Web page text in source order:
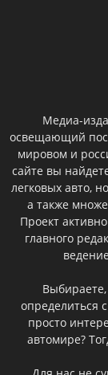
Медиа-
освещающий
мировом и
сайте вы
легковых авто,
а также
Проект
главного
определиться
просто
автомире?